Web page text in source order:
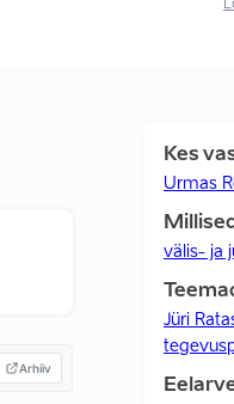
Arhiiv
Kes
Urmas
välis- ja
Jüri